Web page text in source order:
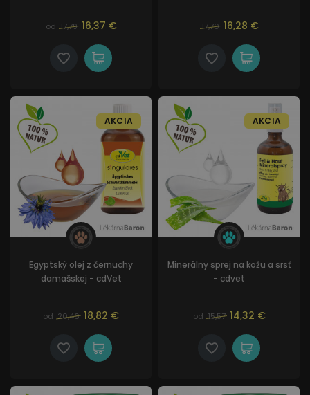
od 17,79 16,37 € 17,70 16,28 €
Egyptský olej z černuchy
damašskej - cdVet
od 20,46 18,82 €
AKCIA
Minerálny sprej na kožu a srsť
- cdvet
od 15,57 14,32 €
AKCIA